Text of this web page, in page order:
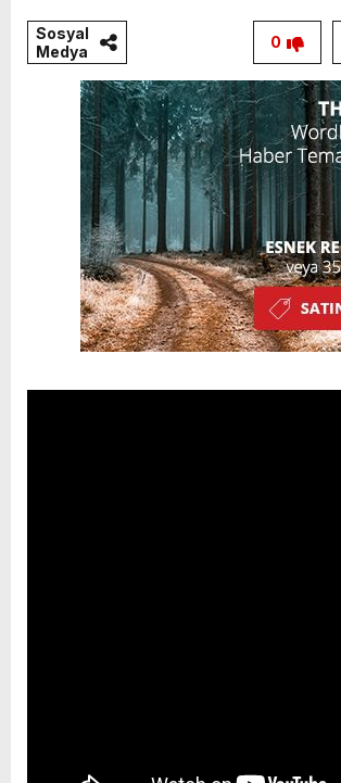
Sosyal
Medya
0